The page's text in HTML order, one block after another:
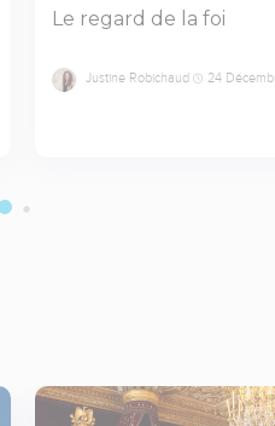
Le regard de la foi
Justine Robichaud 24